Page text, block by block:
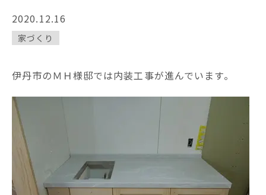
2020.12.16
家づくり
伊丹市のＭＨ様邸では内装工事が進んでいます。